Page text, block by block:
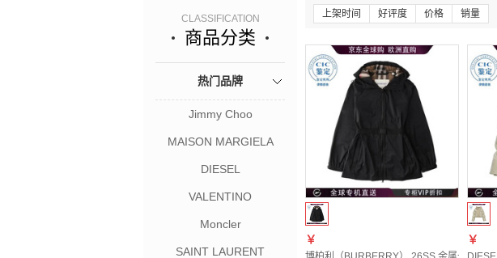
CLASSIFICATION
商品分类
热门品牌
Jimmy Choo
MAISON MARGIELA
DIESEL
VALENTINO
Moncler
SAINT LAURENT
上架时间 好评度 价格 销量
￥ ￥